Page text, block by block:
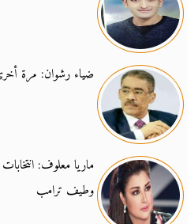
ضياء رشوان: مرة
ماريا معلوف:
وطيف ترامب